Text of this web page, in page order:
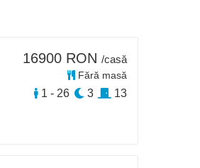
16900 RON /casă
Fără masă
1 - 26 3 13